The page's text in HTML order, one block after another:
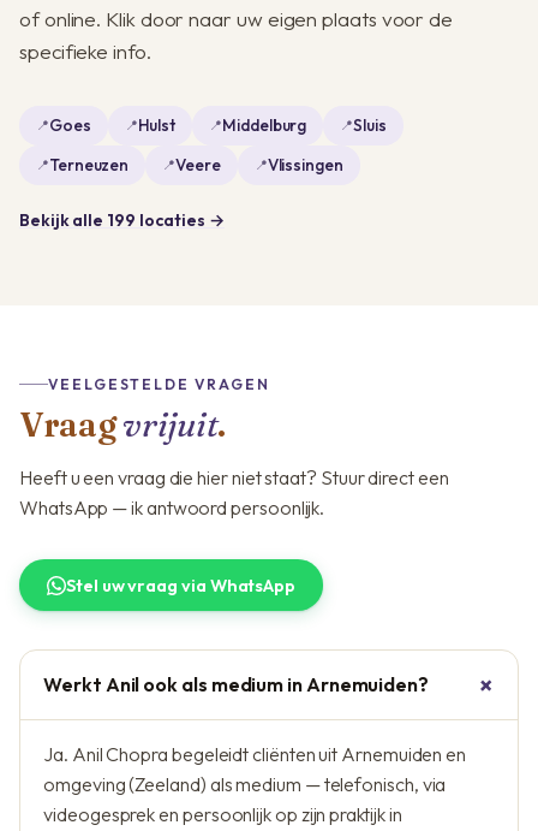
of online. Klik door naar uw eigen plaats voor de
specifieke info.
Goes Hulst Middelburg
Sluis
Terneuzen
Veere Vlissingen
Bekijk alle 199 locaties →
VEELGESTELDE VRAGEN
Vraagvrijuit.
Heeft u een vraag die hier niet staat? Stuur direct een
WhatsApp — ik antwoord persoonlijk.
Stel uw vraag via WhatsApp
Werkt Anil ook als medium in Arnemuiden?
Ja. Anil Chopra begeleidt cliënten uit Arnemuiden en
omgeving (Zeeland) als medium — telefonisch, via
videogesprek en persoonlijk op zijn praktijk in